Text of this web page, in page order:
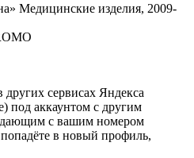
Медицинские изделия, 2009-
сервисах Яндекса
под аккаунтом с другим
с вашим номером
в новый профиль,